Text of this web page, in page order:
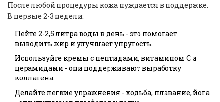
После любой процедуры кожа нуждается в поддержке.
В первые 2-3 недели:
Пейте 2-2,5 литра воды в день - это помогает
выводить жир и улучшает упругость.
Используйте кремы с пептидами, витамином С и
церамидами - они поддерживают выработку
коллагена.
Делайте легкие упражнения - ходьба, плавание, йога